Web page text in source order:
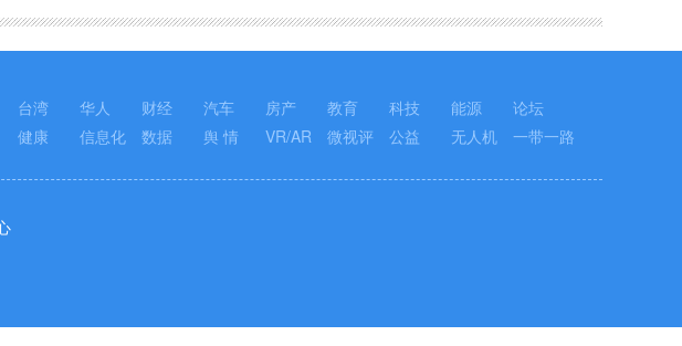
台湾 华人 财经 汽车 房产 教育 科技 能源
论坛
健康 信息化 数据 舆 情 VR/AR 微视评 公益 无人机 一带一路